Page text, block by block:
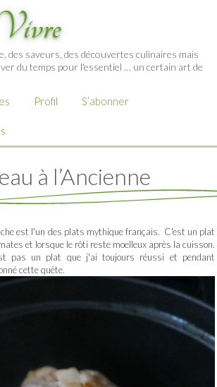
des saveurs, des découvertes culinaires mais
du temps pour l'essentiel … un certain art de
Profil S’abonner
à l’Ancienne
est l'un des plats mythique français. C'est un plat
et lorsque le rôti reste moelleux après la cuisson.
pas un plat que j'ai toujours réussi et pendant
cette quête.